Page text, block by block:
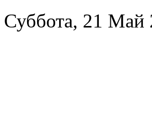
Суббота, 21 Май